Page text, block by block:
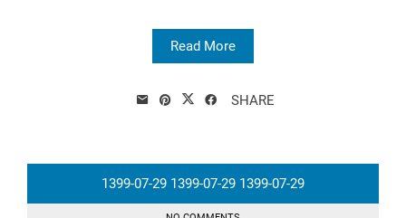
Read More
SHARE
1399-07-29 1399-07-29 1399-07-29